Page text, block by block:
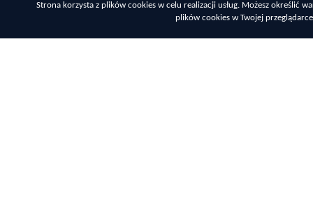
Strona korzysta z plików cookies w celu realizacji usług. Możesz określić
plików cookies w Twojej